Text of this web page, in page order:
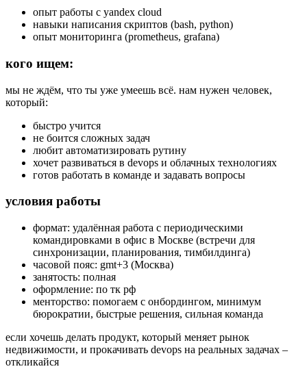
опыт работы с yandex cloud
навыки написания скриптов (bash, python)
опыт мониторинга (prometheus, grafana)
кого ищем:
мы не ждём, что ты уже умеешь всё. нам нужен человек,
который:
быстро учится
не боится сложных задач
любит автоматизировать рутину
хочет развиваться в devops и облачных технологиях
готов работать в команде и задавать вопросы
условия работы
формат: удалённая работа с периодическими
командировками в офис в Москве (встречи для
синхронизации, планирования, тимбилдинга)
часовой пояс: gmt+3 (Москва)
занятость: полная
оформление: по тк рф
менторство: помогаем с онбордингом, минимум
бюрократии, быстрые решения, сильная команда
если хочешь делать продукт, который меняет рынок
недвижимости, и прокачивать devops на реальных задачах –
откликайся